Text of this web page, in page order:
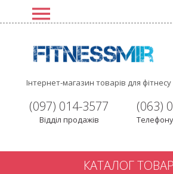
Інтернет-магазин товарів для фітнесу
(063)
(097) 014-3577
Відділ продажів
КАТАЛОГ